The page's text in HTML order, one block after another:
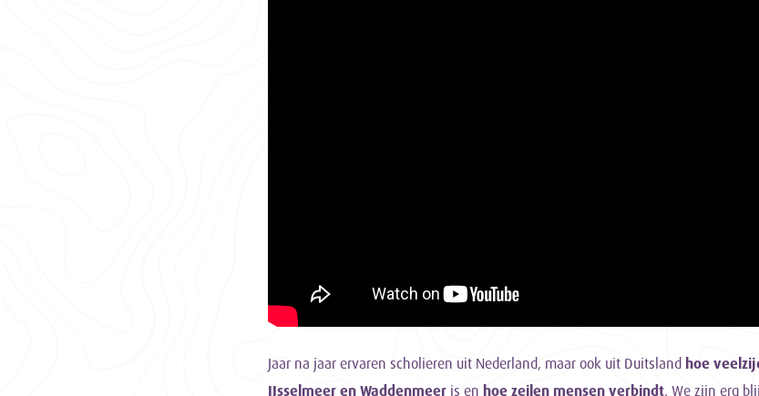
Jaar na jaar ervaren scholieren uit Nederland, maar ook uit Duitslandhoe
IJsselmeer en Waddenmeeris en hoe zeilen mensen verbindt. We zijn erg